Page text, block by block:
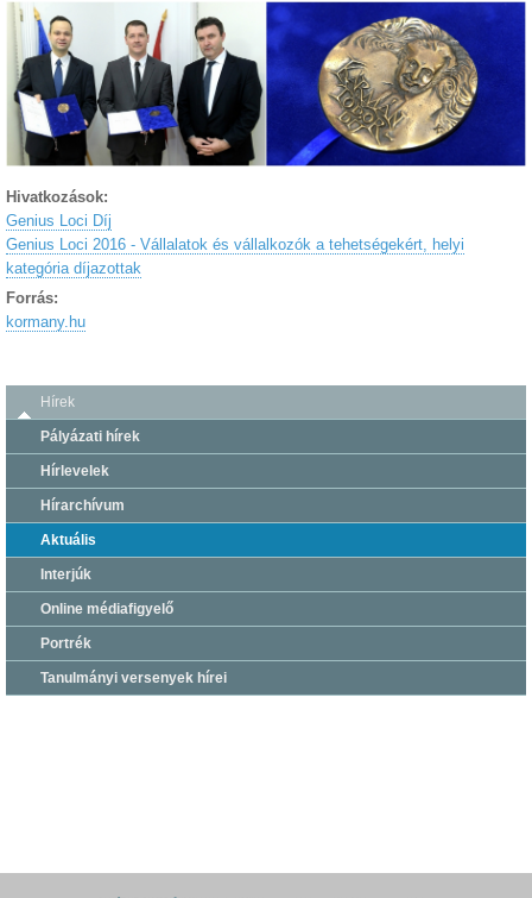
Hivatkozások:
Genius Loci Díj
Genius Loci 2016 - Vállalatok és vállalkozók a tehetségekért, helyi
kategória díjazottak
Forrás:
kormany.hu
Hírek
Pályázati hírek
Hírlevelek
Hírarchívum
Aktuális
Interjúk
Online médiafigyelő
Portrék
Tanulmányi versenyek hírei